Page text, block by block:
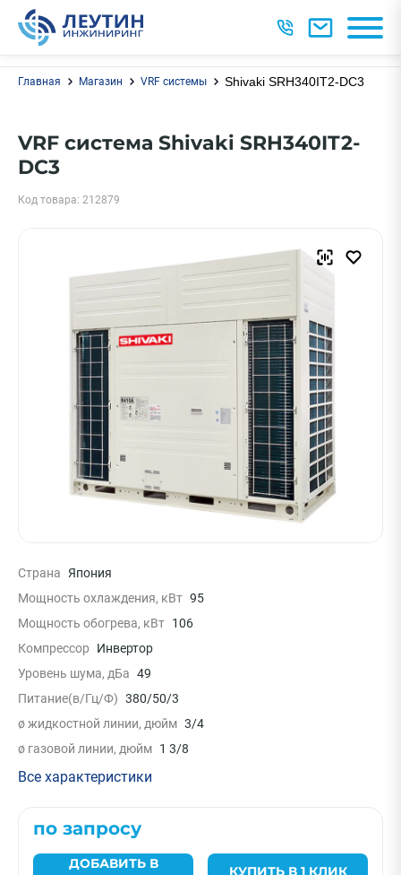
Главная Магазин VRF системы Shivaki SRH340IT2-DC3
VRF система Shivaki SRH340IT2-
DC3
Код товара: 212879
Страна
Япония
Мощность охлаждения, кВт 95
Мощность обогрева, кВт 106
Компрессор
Инвертор
Уровень шума, дБа 49
Питание(в/Гц/Ф) 380/50/3
ø жидкостной линии, дюйм 3/4
ø газовой линии, дюйм 1 3/8
Все характеристики
по запросу
ДОБАВИТЬ В
КУПИТЬ В 1 КЛИК